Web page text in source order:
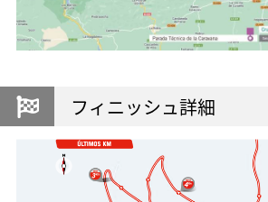
フィニッシュ詳細